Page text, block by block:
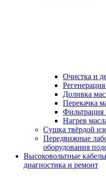
Очистка и
Доливка
Перекачка
Фильтрация
Нагрев
Сушка твёрдой
Передвижные
оборудования
Высоковольтные
диагностика и ремонт